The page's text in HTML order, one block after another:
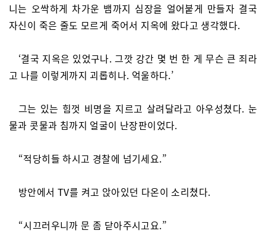
니는 오싹하게 차가운 뱀까지 심장을 얼어붙게 만들자 결국
자신이 죽은 줄도 모르게 죽어서 지옥에 왔다고 생각했다.
‘결국 지옥은 있었구나. 그깟 강간 몇 번 한 게 무슨 큰 죄라
고 나를 이렇게까지 괴롭히나. 억울하다.’
그는 있는 힘껏 비명을 지르고 살려달라고 아우성쳤다. 눈
물과 콧물과 침까지 얼굴이 난장판이었다.
“적당히들 하시고 경찰에 넘기세요.”
방안에서 TV를 켜고 앉아있던 다온이 소리쳤다.
“시끄러우니까 문 좀 닫아주시고요.”